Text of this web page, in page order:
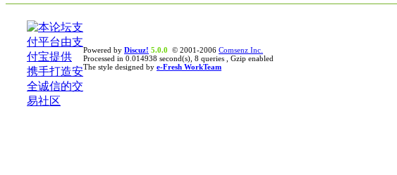
Powered by Discuz! 5.0.0 © 2001-2006 Comsenz Inc.
Processed in 0.014938 second(s), 8 queries , Gzip enabled
The style designed by e-Fresh WorkTeam